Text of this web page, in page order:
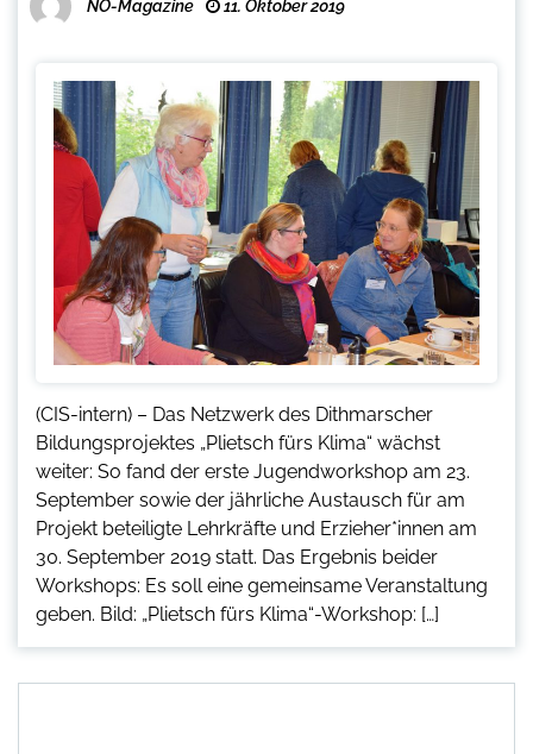
NO-Magazine 11. Oktober 2019
(CIS-intern) – Das Netzwerk des Dithmarscher
Bildungsprojektes „Plietsch fürs Klima“ wächst
weiter: So fand der erste Jugendworkshop am 23.
September sowie der jährliche Austausch für am
Projekt beteiligte Lehrkräfte und Erzieher*innen am
30. September 2019 statt. Das Ergebnis beider
Workshops: Es soll eine gemeinsame Veranstaltung
geben. Bild: „Plietsch fürs Klima“-Workshop: […]